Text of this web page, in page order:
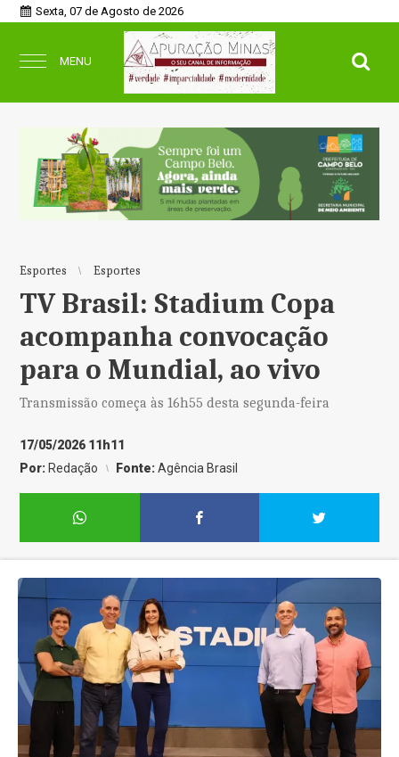
Sexta, 07 de Agosto de 2026
MENU
Esportes Esportes
TV Brasil: Stadium Copa
acompanha convocação
para o Mundial, ao vivo
Transmissão começa às 16h55 desta segunda-feira
17/05/2026 11h11
Por: Redação Fonte:Agência Brasil